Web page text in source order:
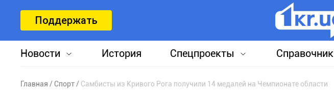
Поддержать
Новости История Спецпроекты Справочник
Главная Спорт Самбисты из Кривого Рога получили 14 медалей на Чемпионате области